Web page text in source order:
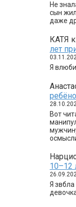
Не
сын
даже
КАТЯ к
лет
Я
Вот
10–12
Я звбла